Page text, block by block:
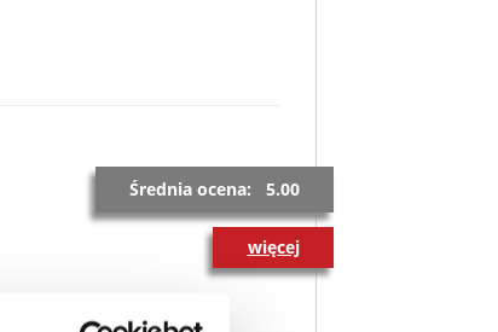
Średnia ocena: 5.00
więcej